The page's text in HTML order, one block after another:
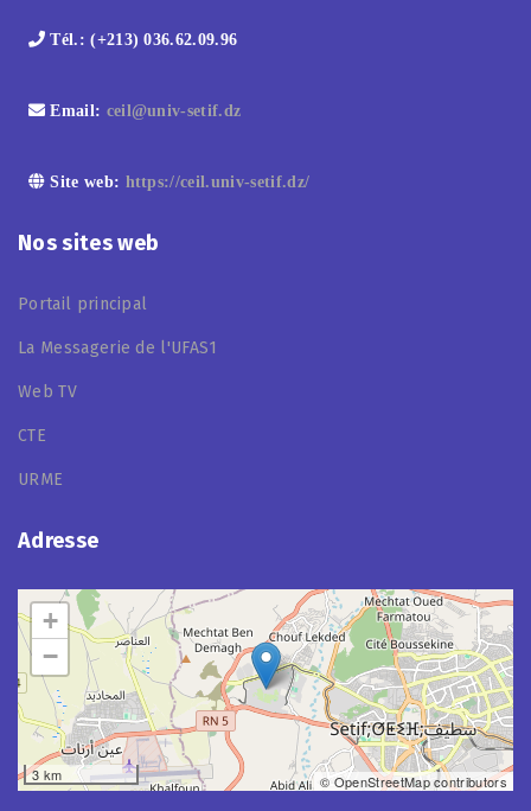
Tél.: (+213) 036.62.09.96
Email: ceil@univ-setif.dz
Site web: https://ceil.univ-setif.dz/
Nos sites web
Portail principal
La Messagerie de l'UFAS1
Web TV
CTE
URME
Adresse
+
−
3 km © OpenStreetMap contributors